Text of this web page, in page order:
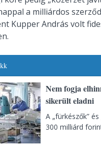
a milliárdos
Kupper András volt
Nem fogja
sikerült eladni
A „fürkészők”
300 milliárd